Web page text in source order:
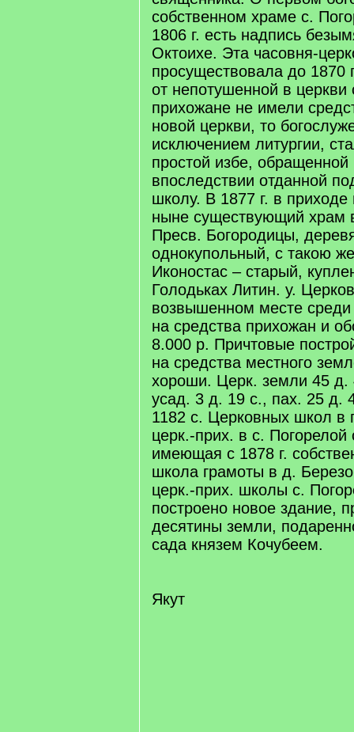
собственном храме с.
1806 г. есть надпись
Октоихе. Эта часовня-
просуществовала до 1870
от непотушенной в церкви
прихожане не имели
новой церкви, то
исключением литургии,
простой избе,
впоследствии отданной
школу. В 1877 г. в
ныне существующий храм
Пресв. Богородицы,
однокупольный, с такою
Иконостас – старый,
Голодьках Литин. у.
возвышенном месте среди
на средства прихожан и
8.000 р. Причтовые
на средства местного
хороши. Церк. земли 45 д.
усад. 3 д. 19 с., пах. 25 д.
1182 с. Церковных школ в
церк.-прих. в с. Погорелой
имеющая с 1878 г.
школа грамоты в д.
церк.-прих. школы с.
построено новое здание,
десятины земли,
сада князем Кочубеем.
Якут